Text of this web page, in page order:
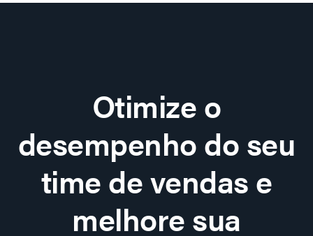
Otimize o
desempenho do seu
time de vendas e
melhore sua